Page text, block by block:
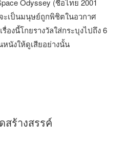
เป็นมนุษย์ถูกพิชิตในอวกาศ
องนี้โกยรางวัลใส่กระบุงไปถึง 6
หนังให้ดูเสียอย่างนั้น
ร้างสรรค์